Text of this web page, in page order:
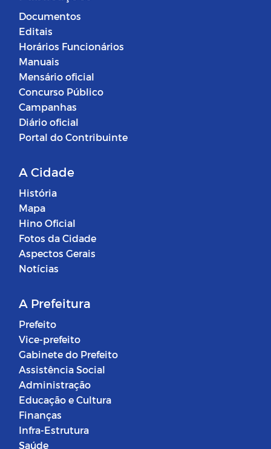
Documentos
Editais
Horários Funcionários
Manuais
Mensário oficial
Concurso Público
Campanhas
Diário oficial
Portal do Contribuinte
A Cidade
História
Mapa
Hino Oficial
Fotos da Cidade
Aspectos Gerais
Notícias
A Prefeitura
Prefeito
Vice-prefeito
Gabinete do Prefeito
Assistência Social
Administração
Educação e Cultura
Finanças
Infra-Estrutura
Saúde